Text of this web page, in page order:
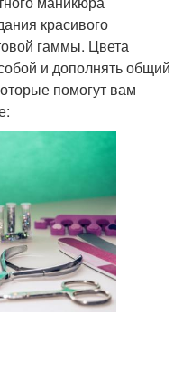
красивого
гаммы. Цвета
и дополнять общий
помогут вам